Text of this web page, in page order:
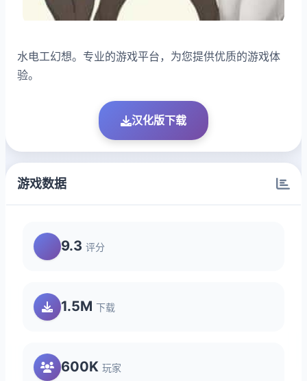
水电工幻想。专业的游戏平台，为您提供优质的游戏体
验。
汉化版下载
游戏数据
9.3 评分
1.5M 下载
600K 玩家